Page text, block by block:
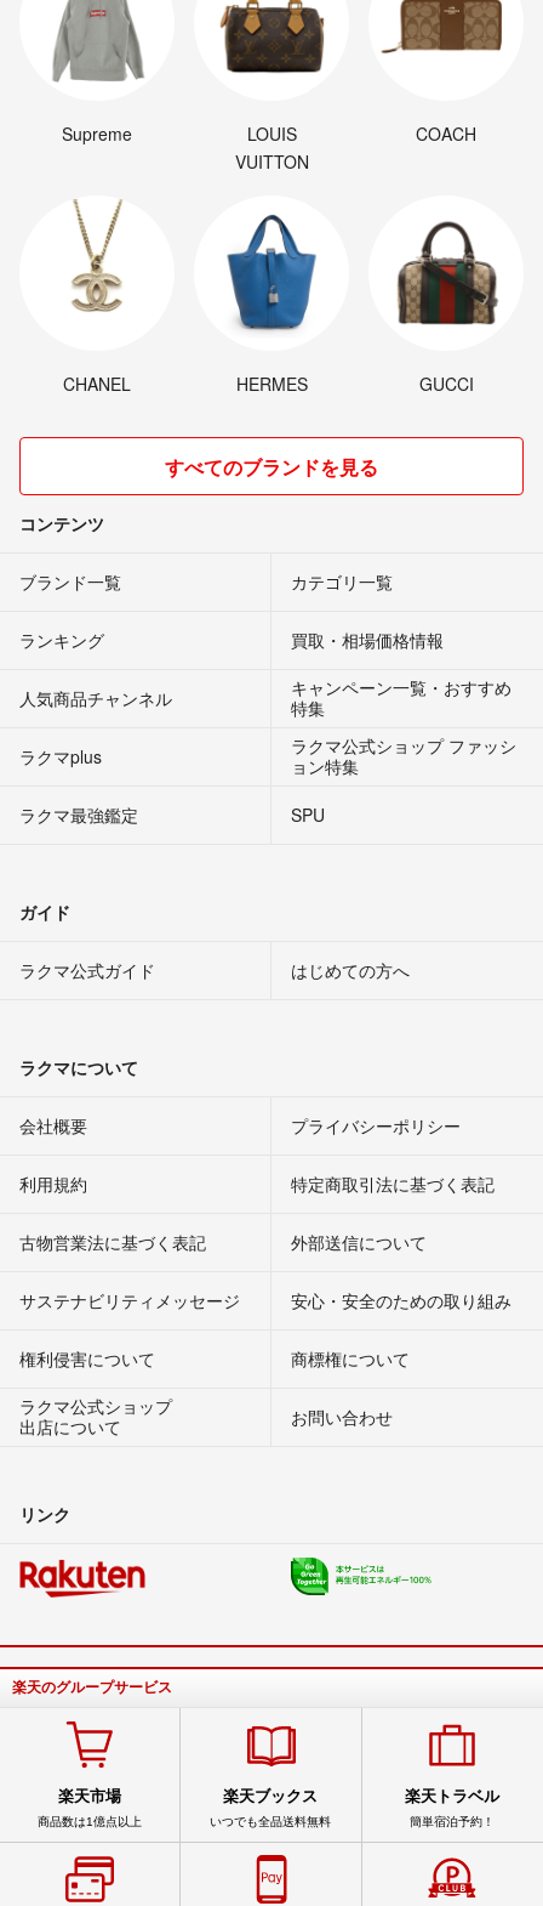
Supreme
LOUIS
VUITTON
COACH
CHANEL HERMES GUCCI
すべてのブランドを見る
コンテンツ
ブランド一覧 カテゴリ一覧
ランキング 買取・相場価格情報
人気商品チャンネル
キャンペーン一覧・おすすめ
特集
ラクマplus
ラクマ公式ショップ ファッシ
ョン特集
ラクマ最強鑑定
SPU
ガイド
ラクマ公式ガイド はじめての方へ
ラクマについて
会社概要 プライバシーポリシー
利用規約 特定商取引法に基づく表記
古物営業法に基づく表記 外部送信について
サステナビリティメッセージ 安心・安全のための取り組み
権利侵害について
商標権について
ラクマ公式ショップ
出店について
お問い合わせ
リンク
楽天のグループサービス
楽天市場
商品数は1億点以上
楽天ブックス
いつでも全品送料無料
楽天トラベル
簡単宿泊予約！